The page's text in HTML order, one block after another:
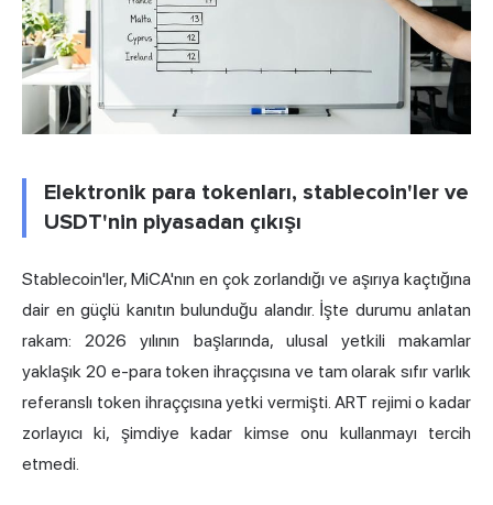
Elektronik para tokenları, stablecoin'ler ve
USDT'nin piyasadan çıkışı
Stablecoin'ler, MiCA'nın en çok zorlandığı ve aşırıya kaçtığına
dair en güçlü kanıtın bulunduğu alandır. İşte durumu anlatan
rakam: 2026 yılının başlarında, ulusal yetkili makamlar
yaklaşık 20 e-para token ihraççısına ve tam olaraksıfır varlık
referanslı token ihraççısına yetki vermişti. ART rejimi o kadar
zorlayıcı ki, şimdiye kadar kimse onu kullanmayı tercih
etmedi.